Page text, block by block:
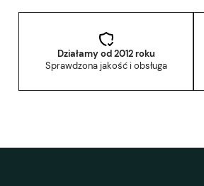
Działamy od 2012 roku
Sprawdzona jakość i obsługa